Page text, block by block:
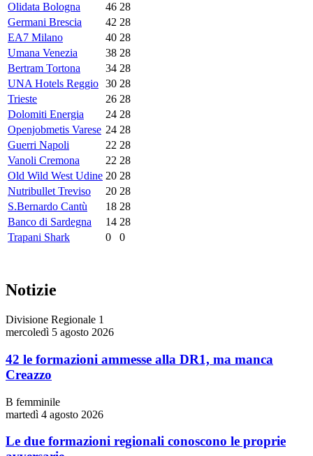
Olidata Bologna 46 28
Germani Brescia
42 28
EA7 Milano
40 28
Umana Venezia
38 28
Bertram Tortona
34 28
UNA Hotels Reggio 30 28
Trieste
26 28
Dolomiti Energia
24 28
Openjobmetis Varese 24 28
Guerri Napoli
22 28
Vanoli Cremona
22 28
Old Wild West Udine 20 28
Nutribullet Treviso
20 28
S.Bernardo Cantù
18 28
Banco di Sardegna
14 28
Trapani Shark
0 0
Notizie
Divisione Regionale 1
mercoledì 5 agosto 2026
42 le formazioni ammesse alla DR1, ma manca
Creazzo
B femminile
martedì 4 agosto 2026
Le due formazioni regionali conoscono le proprie